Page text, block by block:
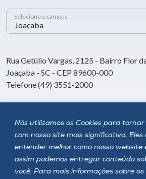
Nós utilizamos os Cookies para
com nosso site mais significativa.
entender melhor como nosso website
assim podemos entregar conteúdo
você. Para mais informações sobre
Selecione o campus
Rua Getúlio Vargas, 2125 - Bairro Flor
Joaçaba - SC - CEP 89600-000
Telefone (49) 3551-2000
Siga a Unoesc